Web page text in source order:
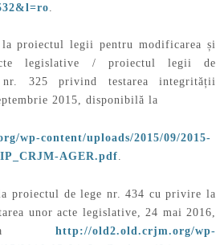
proiectul legii pentru modificarea și
legislative / proiectul legii de
325 privind testarea integrității
2015, disponibilă la
wp-content/uploads/2015/09/2015-
AGER.pdf.
proiectul de lege nr. 434 cu privire la
unor acte legislative, 24 mai 2016,
la http://old2.old.crjm.org/wp-